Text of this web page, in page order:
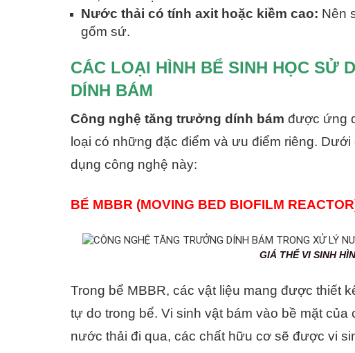
Nước thải có tính axit hoặc kiềm cao: Nên
gốm sứ.
CÁC LOẠI HÌNH BỂ SINH HỌC SỬ
DÍNH BÁM
Công nghệ tăng trưởng dính bám được ứng
loại có những đặc điểm và ưu điểm riêng.
dụng công nghệ này:
BỂ MBBR (MOVING BED BIOFILM
GIÁ THỂ VI SINH HÌNH CẦU
Trong bể MBBR, các vật liệu mang được thiết
tự do trong bể. Vi sinh vật bám vào bề mặt
nước thải đi qua, các chất hữu cơ sẽ được vi